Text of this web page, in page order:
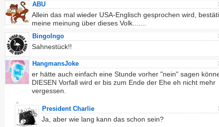
ABU
Allein das mal wieder USA-Englisch gesprochen wird,
meine meinung über dieses Volk.......
BingoIngo
Sahnestück!!
HangmansJoke
er hätte auch einfach eine Stunde vorher "nein" sagen
DIESEN Vorfall wird er bis zum Ende der Ehe eh nicht mehr
vergessen.
President Charlie
Ja, aber wie lang kann das schon sein?